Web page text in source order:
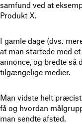
samfund ved at
Produkt X.
I gamle dage (dvs.
at man startede med
annonce, og bredte så
tilgængelige medier.
Man vidste helt
få og hvordan
man sendte afsted.